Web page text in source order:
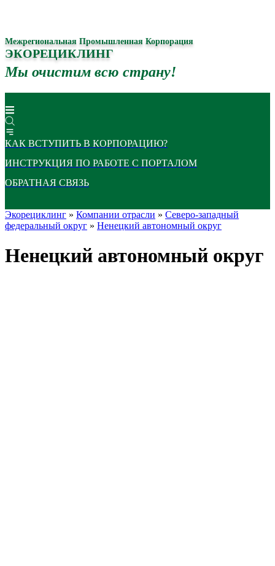
Межрегиональная Промышленная Корпорация
ЭКОРЕЦИКЛИНГ
Мы очистим всю страну!
КАК ВСТУПИТЬ В КОРПОРАЦИЮ?
ИНСТРУКЦИЯ ПО РАБОТЕ С ПОРТАЛОМ
ОБРАТНАЯ СВЯЗЬ
Экорециклинг » Компании отрасли » Северо-западный
федеральный округ » Ненецкий автономный округ
Ненецкий автономный округ